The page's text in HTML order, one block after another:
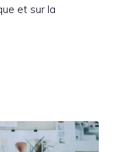
et sur la